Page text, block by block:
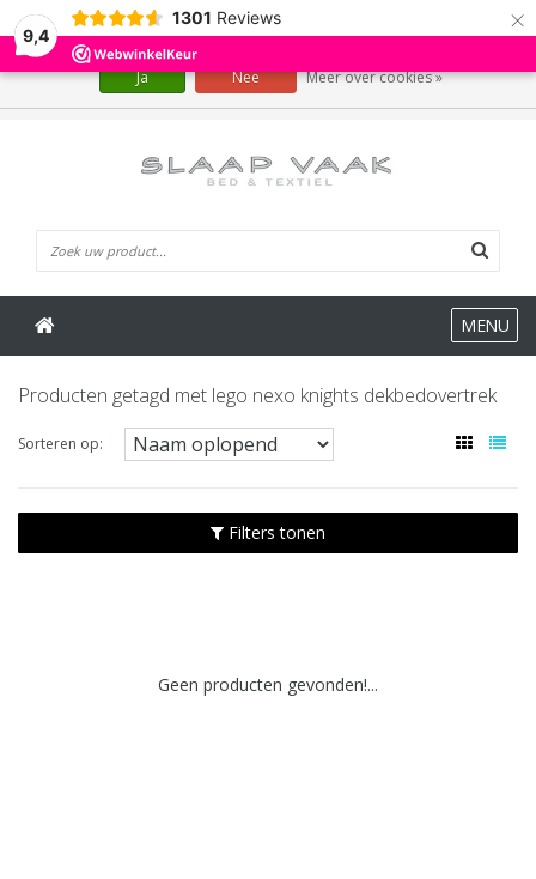
9,4
1301 Reviews ×
MENU
Producten getagd met lego nexo knights dekbedovertrek
Sorteren op:
Filters tonen
Geen producten gevonden!...
Wij slaan cookies op om onze website te verbeteren. Is dat akkoord?
Ja Nee Meer over cookies »